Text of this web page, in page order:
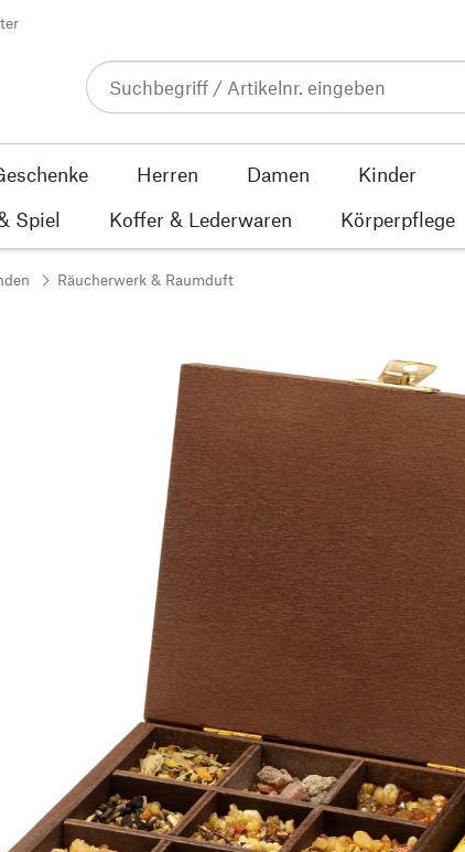
Herren Damen Kinder
Spiel
Koffer & Lederwaren Körperpflege
Räucherwerk & Raumduft